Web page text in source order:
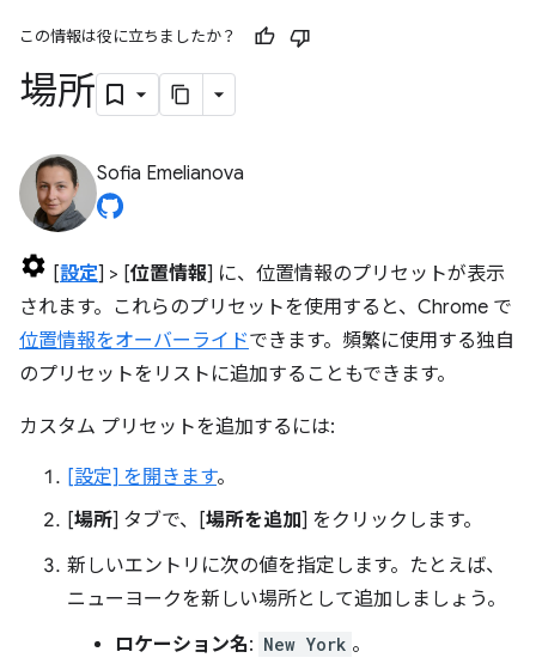
この情報は役に立ちましたか？
場所
Sofia Emelianova
[設定] > [位置情報] に、位置情報のプリセットが表示
されます。これらのプリセットを使用すると、Chrome で
位置情報をオーバーライドできます。頻繁に使用する独自
のプリセットをリストに追加することもできます。
カスタム プリセットを追加するには:
[設定] を開きます。
[場所] タブで、[場所を追加] をクリックします。
新しいエントリに次の値を指定します。たとえば、
ニューヨークを新しい場所として追加しましょう。
ロケーション名: New York 。